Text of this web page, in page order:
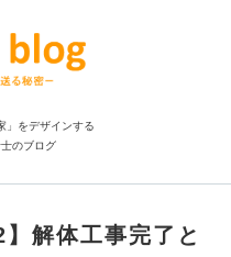
」をデザインする
のブログ
】解体工事完了と